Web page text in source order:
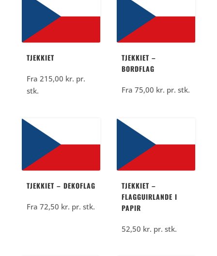
TJEKKIET
Fra 215,00 kr. pr.
stk.
TJEKKIET –
BORDFLAG
Fra75,00 kr. pr. stk.
TJEKKIET – DEKOFLAG
Fra 72,50 kr. pr. stk.
TJEKKIET –
FLAGGUIRLANDE I
PAPIR
52,50 kr. pr. stk.